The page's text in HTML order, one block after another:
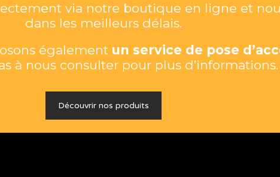
via notre boutique en ligne et
dans les meilleurs délais.
également un service de pose
à nous consulter pour plus d’informations.
Découvrir nos produits